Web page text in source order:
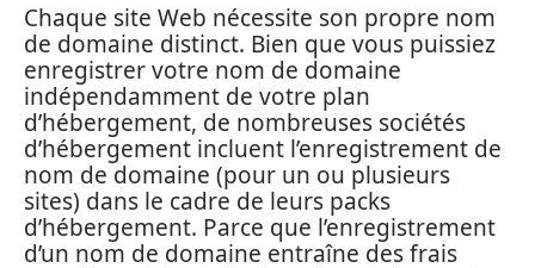
Chaque site Web nécessite son propre nom
de domaine distinct. Bien que vous puissiez
enregistrer votre nom de domaine
indépendamment de votre plan
d’hébergement, de nombreuses sociétés
d’hébergement incluent l’enregistrement de
nom de domaine (pour un ou plusieurs
sites) dans le cadre de leurs packs
d’hébergement. Parce que l’enregistrement
d’un nom de domaine entraîne des frais